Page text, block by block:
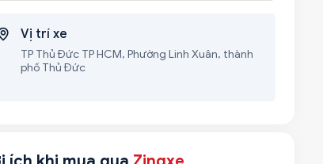
Vị trí xe
TP Thủ Đức TP HCM, Phường Linh Xuân, thành
phố Thủ Đức